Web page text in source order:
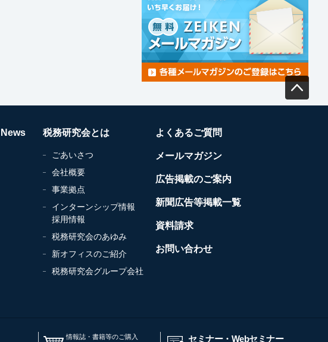
税務研究会とは
ごあいさつ
会社概要
事業拠点
インターンシップ情報
採用情報
税務研究会のあゆみ
新オフィスのご紹介
税務研究会グループ会社
よくあるご質問
メールマガジン
広告掲載のご案内
新聞広告等掲載一覧
資料請求
お問い合わせ
情報誌・書籍等のご購入 セミナー・Webセミナー